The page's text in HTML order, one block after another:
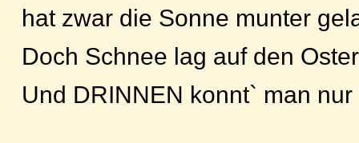
hat zwar die Sonne munter
Doch Schnee lag auf den
Und DRINNEN konnt` man